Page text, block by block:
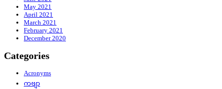
May 2021
April 2021
March 2021
February 2021
December 2020
Categories
Acronyms
ကဗျာ